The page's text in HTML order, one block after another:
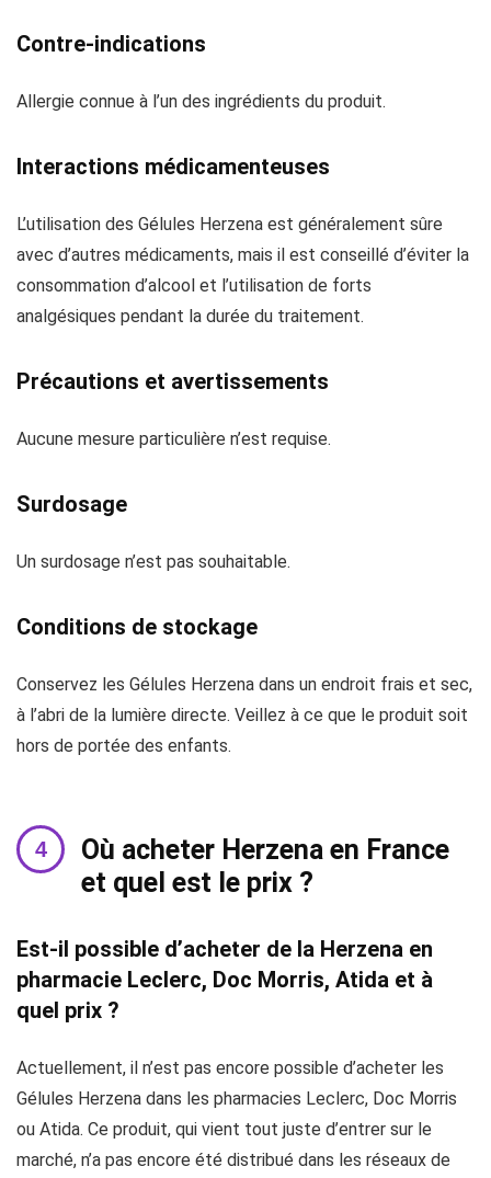
Contre-indications
Allergie connue à l’un des ingrédients du produit.
Interactions médicamenteuses
L’utilisation des Gélules Herzena est généralement sûre
avec d’autres médicaments, mais il est conseillé d’éviter la
consommation d’alcool et l’utilisation de forts
analgésiques pendant la durée du traitement.
Précautions et avertissements
Aucune mesure particulière n’est requise.
Surdosage
Un surdosage n’est pas souhaitable.
Conditions de stockage
Conservez les Gélules Herzena dans un endroit frais et sec,
à l’abri de la lumière directe. Veillez à ce que le produit soit
hors de portée des enfants.
Où acheter Herzena en France
et quel est le prix ?
Est-il possible d’acheter de la Herzena en
pharmacie Leclerc, Doc Morris, Atida et à
quel prix ?
Actuellement, il n’est pas encore possible d’acheter les
Gélules Herzena dans les pharmacies Leclerc, Doc Morris
ou Atida. Ce produit, qui vient tout juste d’entrer sur le
marché, n’a pas encore été distribué dans les réseaux de